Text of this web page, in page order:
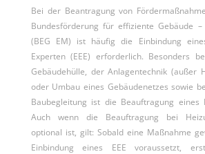
Bei der Beantragung von
Bundesförderung für effiziente Gebäude –
(BEG EM) ist häufig die Einbindung
Experten (EEE) erforderlich. Besonders
Gebäudehülle, der Anlagentechnik (außer
oder Umbau eines Gebäudenetzes sowie
Baubegleitung ist die Beauftragung eines
Auch wenn die Beauftragung bei
optional ist, gilt: Sobald eine Maßnahme
Einbindung eines EEE voraussetzt,